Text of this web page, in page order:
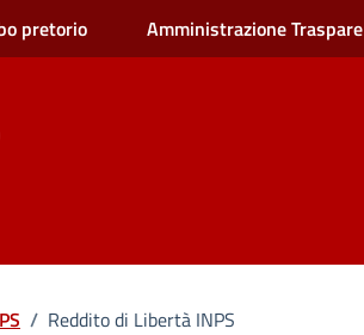
pretorio Amministrazione
/ Reddito di Libertà INPS